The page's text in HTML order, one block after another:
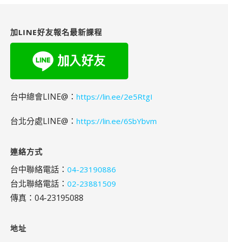
字:
加LINE好友報名最新課程
台中總會LINE@： https://lin.ee/2e5RtgI
台北分處LINE@： https://lin.ee/6SbYbvm
連絡方式
台中聯絡電話： 04-23190886
台北聯絡電話： 02-23881509
傳真：04-23195088
地址